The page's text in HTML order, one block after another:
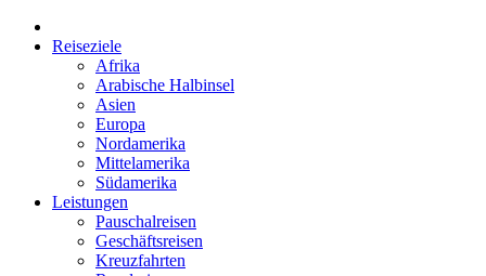
Reiseziele
Afrika
Arabische Halbinsel
Asien
Europa
Nordamerika
Mittelamerika
Südamerika
Leistungen
Pauschalreisen
Geschäftsreisen
Kreuzfahrten